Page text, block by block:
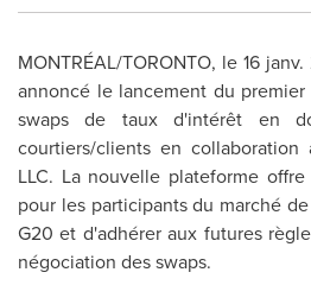
MONTRÉAL/TORONTO, le 16
annoncé le lancement du
swaps de taux d'intérêt en
courtiers/clients en collaboration
LLC. La nouvelle plateforme
pour les participants du marché
G20 et d'adhérer aux futures
négociation des swaps.